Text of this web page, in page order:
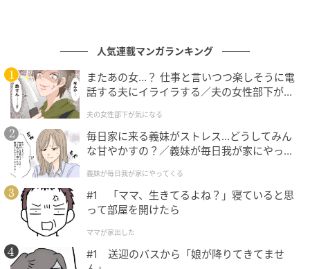
ってくれ」と告げられて移籍に至った流れも衝撃的で
す。遠回りも含めて自分の過去を語る姿に、今だから
こその説得力を感じた人も多かったのではないでしょ
うか。
次の記事
#1 お義姉さんたちくるって、私話したよ
ね？ ねぇ、それでも…
人気連載マンガランキング
またあの女…？ 仕事と言いつつ楽しそうに電
話する夫にイライラする／夫の女性部下が気
夫の女性部下が気になる
毎日家に来る義妹がストレス…どうしてみん
な甘やかすの？／義妹が毎日我が家にやって
が】
義妹が毎日我が家にやってくる
#1 「ママ、生きてるよね？」寝ていると思
って部屋を開けたら
ママが家出した
#1 送迎のバスから「娘が降りてきてませ